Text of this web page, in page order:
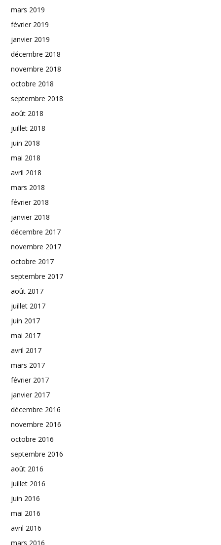
mars 2019
février 2019
janvier 2019
décembre 2018
novembre 2018
octobre 2018
septembre 2018
août 2018
juillet 2018
juin 2018
mai 2018
avril 2018
mars 2018
février 2018
janvier 2018
décembre 2017
novembre 2017
octobre 2017
septembre 2017
août 2017
juillet 2017
juin 2017
mai 2017
avril 2017
mars 2017
février 2017
janvier 2017
décembre 2016
novembre 2016
octobre 2016
septembre 2016
août 2016
juillet 2016
juin 2016
mai 2016
avril 2016
mars 2016